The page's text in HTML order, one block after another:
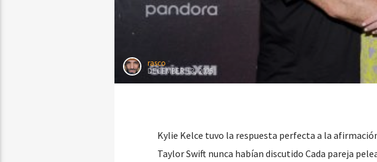
rasco
DECEMBER 13, 2025
Kylie Kelce tuvo la respuesta perfecta a la
Taylor Swift nunca habían discutido Cada pareja